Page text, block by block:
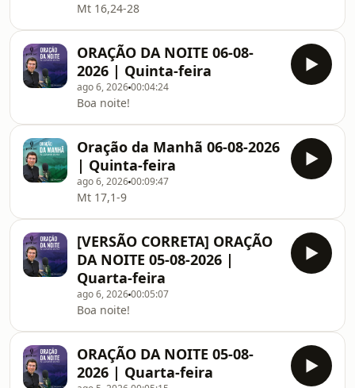
Mt 16,24-28
ORAÇÃO DA NOITE 06-08-
2026 | Quinta-feira
ago 6, 202600:04:24
Boa noite!
Oração da Manhã 06-08-2026
| Quinta-feira
ago 6, 202600:09:47
Mt 17,1-9
[VERSÃO CORRETA] ORAÇÃO
DA NOITE 05-08-2026 |
Quarta-feira
ago 6, 202600:05:07
Boa noite!
ORAÇÃO DA NOITE 05-08-
2026 | Quarta-feira